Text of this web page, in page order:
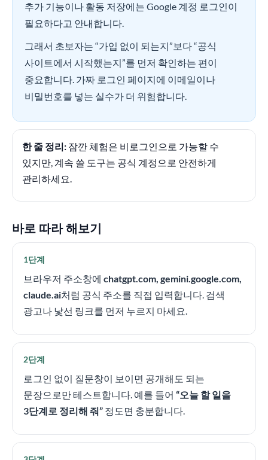
추가 기능이나 활동 저장에는 Google 계정 로그인이
필요하다고 안내합니다.
그래서 초보자는 “가입 없이 되는지”보다 “공식
사이트에서 시작했는지”를 먼저 확인하는 편이
중요합니다. 가짜 로그인 페이지에 이메일이나
비밀번호를 넣는 실수가 더 위험합니다.
한 줄 정리: 잠깐 체험은 비로그인으로 가능할 수
있지만, 계속 쓸 도구는 공식 계정으로 안전하게
관리하세요.
바로 따라 해보기
1단계
브라우저 주소창에 chatgpt.com, gemini.google.com,
claude.ai처럼 공식 주소를 직접 입력합니다. 검색
광고나 낯선 링크를 먼저 누르지 마세요.
2단계
로그인 없이 질문창이 보이면 공개해도 되는
문장으로만 테스트합니다. 예를 들어 “오늘 할 일을
3단계로 정리해 줘” 정도면 충분합니다.